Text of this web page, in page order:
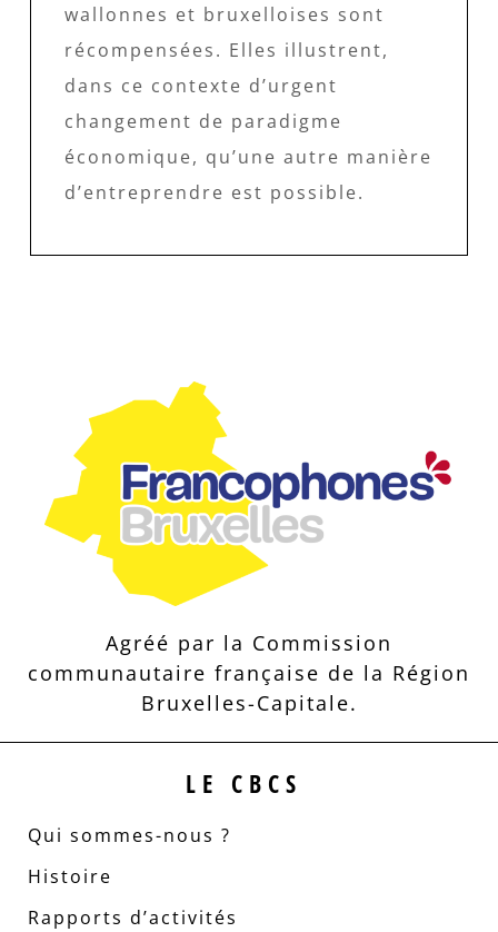
wallonnes et bruxelloises sont
récompensées. Elles illustrent,
dans ce contexte d’urgent
changement de paradigme
économique, qu’une autre manière
d’entreprendre est possible.
Agréé par la Commission
communautaire française de la Région
Bruxelles-Capitale.
LE CBCS
Qui sommes-nous ?
Histoire
Rapports d’activités